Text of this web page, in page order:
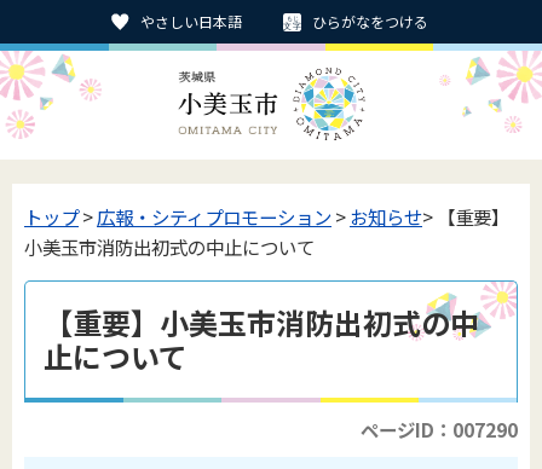
やさしい日本語 ひらがなをつける
トップ>広報・シティプロモーション>お知らせ> 【重要】
小美玉市消防出初式の中止について
【重要】小美玉市消防出初式の中
止について
ページID：007290